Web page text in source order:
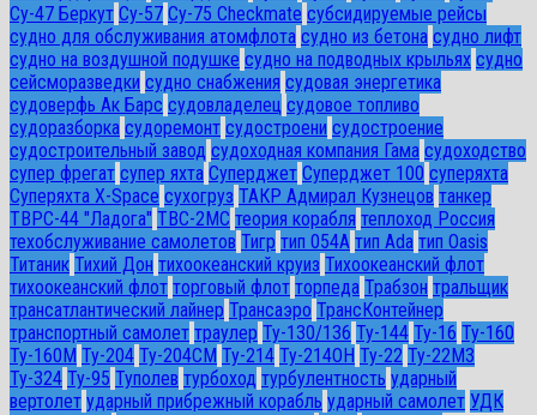
Су-47 Беркут Су-57 Су-75 Checkmate субсидируемые рейсы
судно для обслуживания атомфлота судно из бетона судно лифт
судно на воздушной подушке судно на подводных крыльях судно
сейсморазведки судно снабжения судовая энергетика
судоверфь Ак Барс судовладелец судовое топливо
судоразборка судоремонт судостроени судостроение
судостроительный завод судоходная компания Гама судоходство
супер фрегат супер яхта Суперджет Суперджет 100 суперяхта
Суперяхта X-Space сухогруз ТАКР Адмирал Кузнецов танкер
ТВРС-44 "Ладога" ТВС-2МС теория корабля теплоход Россия
техобслуживание самолетов Тигр тип 054А тип Ada тип Oasis
Титаник Тихий Дон тихоокеанский круиз Тихоокеанский флот
тихоокеанский флот торговый флот торпеда Трабзон тральщик
трансатлантический лайнер Трансаэро ТрансКонтейнер
транспортный самолет траулер Ту-130/136 Ту-144 Ту-16 Ту-160
Ту-160М Ту-204 Ту-204СМ Ту-214 Ту-214ОН Ту-22 Ту-22М3
Ту-324 Ту-95 Туполев турбоход турбулентность ударный
вертолет ударный прибрежный корабль ударный самолет УДК